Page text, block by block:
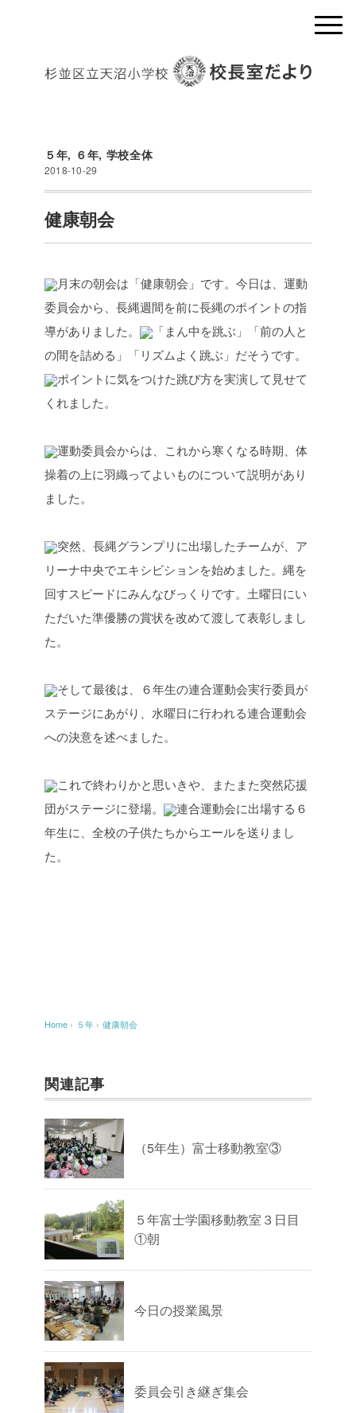
５年, ６年, 学校全体
2018-10-29
健康朝会
月末の朝会は「健康朝会」です。今日は、運動
委員会から、長縄週間を前に長縄のポイントの指
導がありました。
「まん中を跳ぶ」「前の人と
の間を詰める」「リズムよく跳ぶ」だそうです。
ポイントに気をつけた跳び方を実演して見せて
くれました。
運動委員会からは、これから寒くなる時期、体
操着の上に羽織ってよいものについて説明があり
ました。
突然、長縄グランプリに出場したチームが、ア
リーナ中央でエキシビションを始めました。縄を
回すスピードにみんなびっくりです。土曜日にい
ただいた準優勝の賞状を改めて渡して表彰しまし
た。
そして最後は、６年生の連合運動会実行委員が
ステージにあがり、水曜日に行われる連合運動会
への決意を述べました。
これで終わりかと思いきや、またまた突然応援
団がステージに登場。
連合運動会に出場する６
年生に、全校の子供たちからエールを送りまし
た。
Home › ５年 › 健康朝会
関連記事
（5年生）富士移動教室③
５年富士学園移動教室３日目
①朝
今日の授業風景
委員会引き継ぎ集会